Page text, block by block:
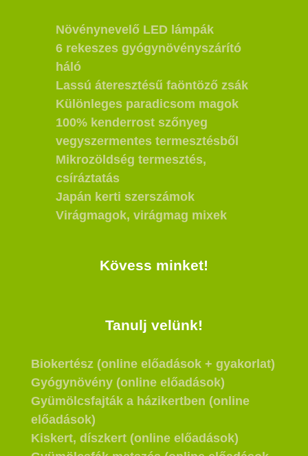
Növénynevelő LED lámpák
6 rekeszes gyógynövényszárító
háló
Lassú áteresztésű faöntöző zsák
Különleges paradicsom magok
100% kenderrost szőnyeg
vegyszermentes termesztésből
Mikrozöldség termesztés,
csíráztatás
Japán kerti szerszámok
Virágmagok, virágmag mixek
Kövess minket!
Tanulj velünk!
Biokertész (online előadások + gyakorlat)
Gyógynövény (online előadások)
Gyümölcsfajták a házikertben (online
előadások)
Kiskert, díszkert (online előadások)